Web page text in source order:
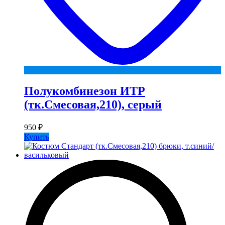
Полукомбинезон ИТР
(тк.Смесовая,210), серый
950 ₽
Купить